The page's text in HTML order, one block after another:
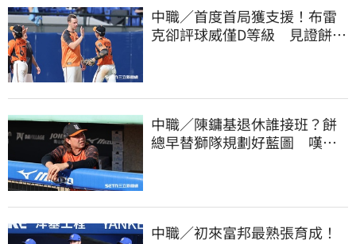
中職／首度首局獲支援！布雷
克卻評球威僅D等級 見證餅總
中職／陳鏞基退休誰接班？餅
總早替獅隊規劃好藍圖 嘆新
中職／初來富邦最熟張育成！